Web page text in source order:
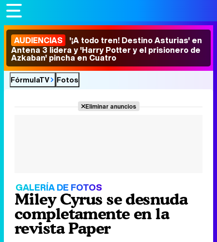
AUDIENCIAS '¡A todo tren! Destino Asturias' en
Antena 3 lidera y 'Harry Potter y el prisionero de
Azkaban' pincha en Cuatro
FórmulaTV Fotos
Eliminar anuncios
GALERÍA DE FOTOS
Miley Cyrus se desnuda
completamente en la
revista Paper